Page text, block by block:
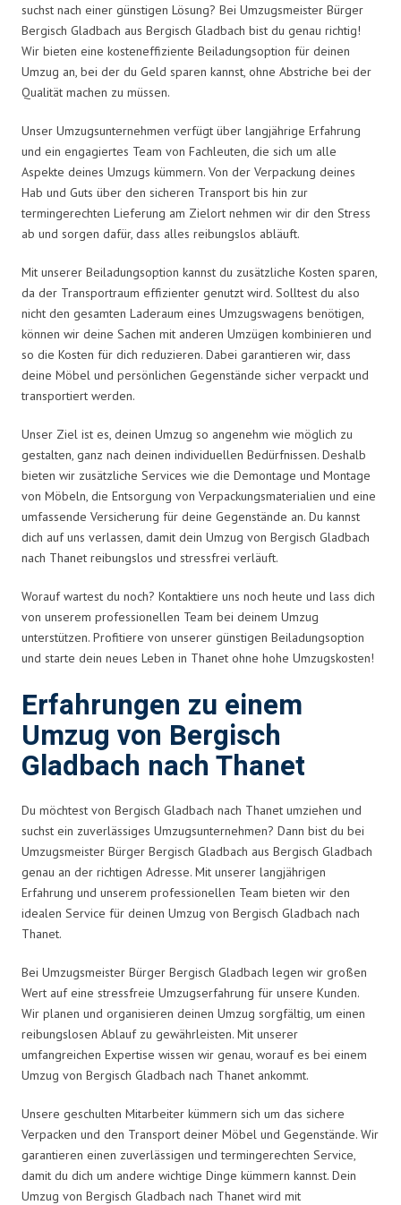
suchst nach einer günstigen Lösung? Bei Umzugsmeister Bürger
Bergisch Gladbach aus Bergisch Gladbach bist du genau richtig!
Wir bieten eine kosteneffiziente Beiladungsoption für deinen
Umzug an, bei der du Geld sparen kannst, ohne Abstriche bei der
Qualität machen zu müssen.
Unser Umzugsunternehmen verfügt über langjährige Erfahrung
und ein engagiertes Team von Fachleuten, die sich um alle
Aspekte deines Umzugs kümmern. Von der Verpackung deines
Hab und Guts über den sicheren Transport bis hin zur
termingerechten Lieferung am Zielort nehmen wir dir den Stress
ab und sorgen dafür, dass alles reibungslos abläuft.
Mit unserer Beiladungsoption kannst du zusätzliche Kosten sparen,
da der Transportraum effizienter genutzt wird. Solltest du also
nicht den gesamten Laderaum eines Umzugswagens benötigen,
können wir deine Sachen mit anderen Umzügen kombinieren und
so die Kosten für dich reduzieren. Dabei garantieren wir, dass
deine Möbel und persönlichen Gegenstände sicher verpackt und
transportiert werden.
Unser Ziel ist es, deinen Umzug so angenehm wie möglich zu
gestalten, ganz nach deinen individuellen Bedürfnissen. Deshalb
bieten wir zusätzliche Services wie die Demontage und Montage
von Möbeln, die Entsorgung von Verpackungsmaterialien und eine
umfassende Versicherung für deine Gegenstände an. Du kannst
dich auf uns verlassen, damit dein Umzug von Bergisch Gladbach
nach Thanet reibungslos und stressfrei verläuft.
Worauf wartest du noch? Kontaktiere uns noch heute und lass dich
von unserem professionellen Team bei deinem Umzug
unterstützen. Profitiere von unserer günstigen Beiladungsoption
und starte dein neues Leben in Thanet ohne hohe Umzugskosten!
Erfahrungen zu einem
Umzug von Bergisch
Gladbach nach Thanet
Du möchtest von Bergisch Gladbach nach Thanet umziehen und
suchst ein zuverlässiges Umzugsunternehmen? Dann bist du bei
Umzugsmeister Bürger Bergisch Gladbach aus Bergisch Gladbach
genau an der richtigen Adresse. Mit unserer langjährigen
Erfahrung und unserem professionellen Team bieten wir den
idealen Service für deinen Umzug von Bergisch Gladbach nach
Thanet.
Bei Umzugsmeister Bürger Bergisch Gladbach legen wir großen
Wert auf eine stressfreie Umzugserfahrung für unsere Kunden.
Wir planen und organisieren deinen Umzug sorgfältig, um einen
reibungslosen Ablauf zu gewährleisten. Mit unserer
umfangreichen Expertise wissen wir genau, worauf es bei einem
Umzug von Bergisch Gladbach nach Thanet ankommt.
Unsere geschulten Mitarbeiter kümmern sich um das sichere
Verpacken und den Transport deiner Möbel und Gegenstände. Wir
garantieren einen zuverlässigen und termingerechten Service,
damit du dich um andere wichtige Dinge kümmern kannst. Dein
Umzug von Bergisch Gladbach nach Thanet wird mit